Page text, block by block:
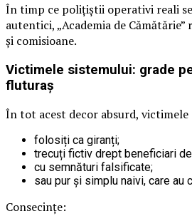
În timp ce polițiștii operativi reali
autentici, „Academia de
și comisioane.
Victimele sistemului: grade
fluturaș
În tot acest decor absurd,
folosiți ca giranți;
trecuți fictiv drept beneficiari
cu semnături falsificate;
sau pur și simplu naivi, care au
Consecințe: